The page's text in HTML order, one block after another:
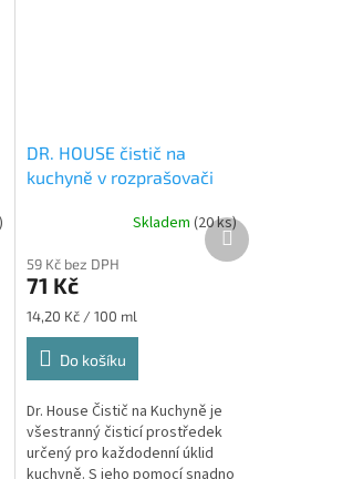
DR. HOUSE čistič na
kuchyně v rozprašovači
Skladem (20 ks)
59 Kč bez DPH
71 Kč
Měrná
cena:
14,20 Kč / 100 ml
Do košíku
Dr. House Čistič na Kuchyně je
všestranný čisticí prostředek
určený pro každodenní úklid
Další
produkt